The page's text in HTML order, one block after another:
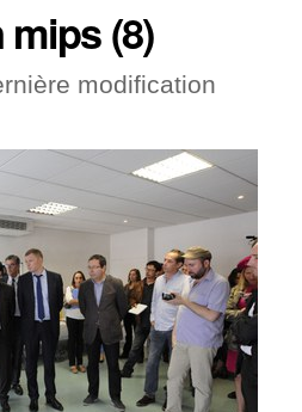
(8)
modification